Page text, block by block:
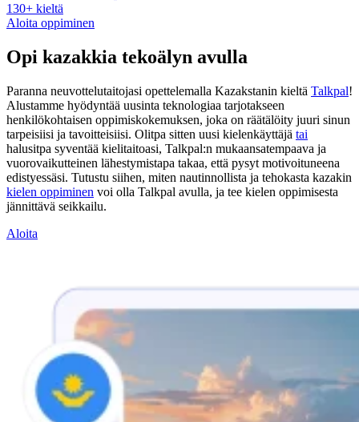
130+ kieltä
Aloita oppiminen
Opi kazakkia tekoälyn avulla
Paranna neuvottelutaitojasi opettelemalla Kazakstanin kieltä Talkpal!
Alustamme hyödyntää uusinta teknologiaa tarjotakseen
henkilökohtaisen oppimiskokemuksen, joka on räätälöity juuri sinun
tarpeisiisi ja tavoitteisiisi. Olitpa sitten uusi kielenkäyttäjä tai
halusitpa syventää kielitaitoasi, Talkpal:n mukaansatempaava ja
vuorovaikutteinen lähestymistapa takaa, että pysyt motivoituneena
edistyessäsi. Tutustu siihen, miten nautinnollista ja tehokasta kazakin
kielen oppiminen voi olla Talkpal avulla, ja tee kielen oppimisesta
jännittävä seikkailu.
Aloita